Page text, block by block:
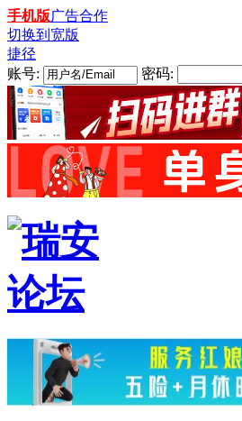
手机版广告合作
切换到宽版
捷径
账号:
密码: